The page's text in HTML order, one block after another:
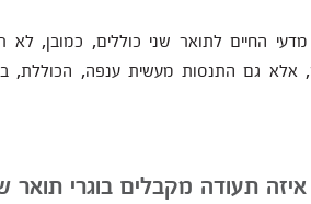
מדעי החיים לתואר שני כוללים, כמובן, לא
אלא גם התנסות מעשית ענפה, הכוללת,
איזה תעודה מקבלים בוגרי תואר